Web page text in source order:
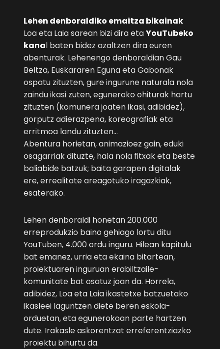
Lehen denboraldiko emaitza bikainak
Loa eta Laia sarean bizi dira etaYouTubeko
kanal baten bidez azaltzen dira euren
abenturak. Lehenengo denboraldian Gau
Beltza, Euskararen Eguna eta Gabonak
ospatu zituzten, gure ingurune naturala nola
zaindu ikasi zuten, eguneroko ohiturak hartu
zituzten (komunera joaten ikasi, adibidez),
gorputz adierazpena, koreografiak eta
erritmoa landu zituzten…
Abentura horietan, animazioez gain, eduki
osagarriak dituzte, hala nola fitxak eta beste
baliabide batzuk; baita garapen digitalak
ere, errealitate areagotuko iragazkiak,
esaterako.
Lehen denboraldi honetan 200.000
erreprodukzio baino gehiago lortu ditu
YouTuben, 4.000 ordu inguru. Hilean kapitulu
bat emanez, urria eta ekaina bitartean,
proiektuaren inguruan erabiltzaile-
komunitate bat osatuz joan da. Horrela,
adibidez, Loa eta Laia ikastetxe batzuetako
ikasleei laguntzen diete beren eskola-
orduetan, eta egunerokoan parte hartzen
dute. Irakasle askorentzat erreferentziazko
proiektu bihurtu da.